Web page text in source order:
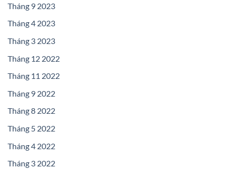
Tháng 9 2023
Tháng 4 2023
Tháng 3 2023
Tháng 12 2022
Tháng 11 2022
Tháng 9 2022
Tháng 8 2022
Tháng 5 2022
Tháng 4 2022
Tháng 3 2022